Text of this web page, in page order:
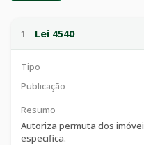
1 Lei 4540
Tipo
Publicação
Resumo
Autoriza permuta dos
especifica.